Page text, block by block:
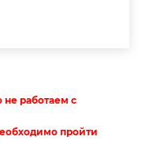
работаем с
пройти